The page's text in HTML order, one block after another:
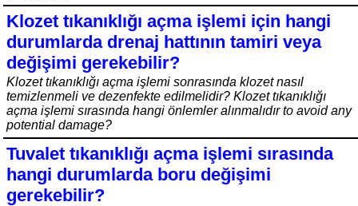
Klozet tıkanıklığı açma işlemi için hangi
durumlarda drenaj hattının tamiri veya
değişimi gerekebilir?
Klozet tıkanıklığı açma işlemi sonrasında klozet nasıl
temizlenmeli ve dezenfekte edilmelidir? Klozet tıkanıklığı
açma işlemi sırasında hangi önlemler alınmalıdır to avoid any
potential damage?
Tuvalet tıkanıklığı açma işlemi sırasında
hangi durumlarda boru değişimi
gerekebilir?